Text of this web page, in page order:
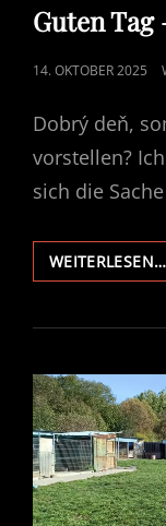
LINKS
Guten
POSTED
14. OKTOBER 2025
Dobrý deň,
vorstellen?
sich die
WEITERLESEN…